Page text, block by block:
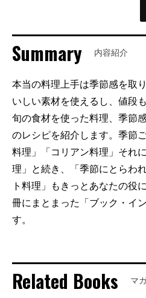
Summary 内容紹介
本当の料理上手は季節感を取
いしい素材を使えるし、値段
旬の食材を使った料理、季節
のレシピを紹介します。季節
料理」「コリアン料理」それ
理」と続き、「季節にとらわ
ト料理」もきっとあなたの役
冊にまとまった「ブック・イ
す。
Related Books マ